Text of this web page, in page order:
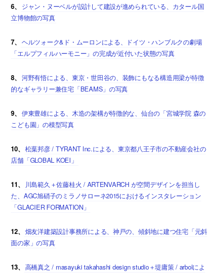
6、
ジャン・ヌーベルが設計して建設が進められている、カタール国
立博物館の写真
7、 ヘルツォーク&ド・ムーロンによる、ドイツ・ハンブルクの劇場
「エルプフィルハーモニー」の完成が近付いた状態の写真
8、 河野有悟による、東京・世田谷の、装飾にもなる構造用梁が特徴
的なギャラリー兼住宅「BEAMS」の写真
9、 伊東豊雄による、木造の架構が特徴的な、仙台の「宮城学院 森の
こども園」の模型写真
10、 松葉邦彦 / TYRANT Inc.による、東京都八王子市の不動産会社の
店舗「GLOBAL KOEI」
11、
川島範久＋佐藤桂火 / ARTENVARCH が空間デザインを担当し
た、AGC旭硝子のミラノサローネ2015におけるインスタレーション
「GLACIER FORMATION」
12、 畑友洋建築設計事務所による、神戸の、傾斜地に建つ住宅「元斜
面の家」の写真
13、 高橋真之 / masayuki takahashi design studio＋堤庸策 / arbolによ